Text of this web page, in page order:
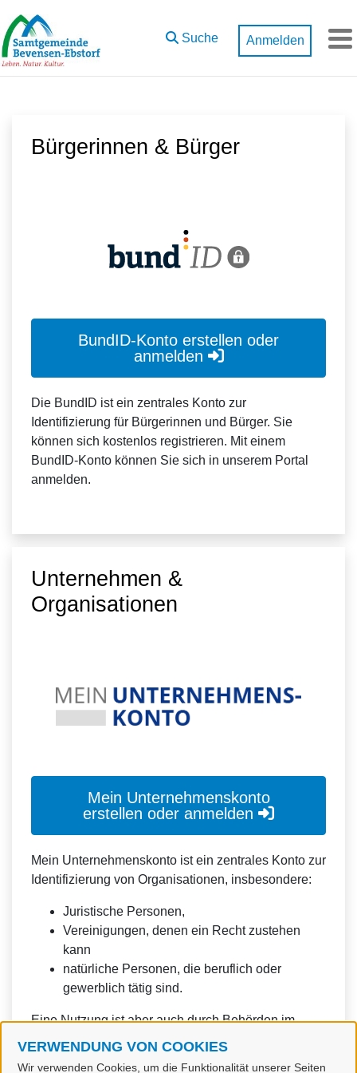
Zum Hauptinhalt springen
VERWENDUNG VON COOKIES
Wir verwenden Cookies, um die Funktionalität unserer Seiten
Suche Anmelden
Bürgerinnen & Bürger
BundID-Konto erstellen oder
anmelden
Die BundID ist ein zentrales Konto zur
Identifizierung für Bürgerinnen und Bürger. Sie
können sich kostenlos registrieren. Mit einem
BundID-Konto können Sie sich in unserem Portal
anmelden.
Unternehmen &
Organisationen
Mein Unternehmenskonto
erstellen oder anmelden
Mein Unternehmenskonto ist ein zentrales Konto zur
Identifizierung von Organisationen, insbesondere:
Juristische Personen,
Vereinigungen, denen ein Recht zustehen
kann
natürliche Personen, die beruflich oder
gewerblich tätig sind.
Eine Nutzung ist aber auch durch Behörden im
Sinne von § 1 Abs. 4 Verwaltungsverfahrensgesetz